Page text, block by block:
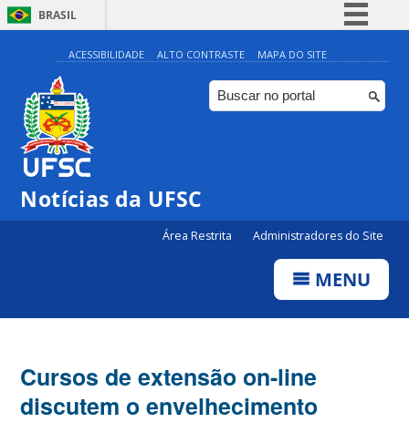
BRASIL
Simplifique!
Comunica BR
Participe
ACESSIBILIDADE ALTO CONTRASTE MAPA DO SITE
Notícias da UFSC
Área Restrita Administradores do Site
MENU
Cursos de extensão on-line
discutem o envelhecimento